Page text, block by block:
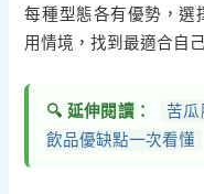
每種型態各有優勢，選
用情境，找到最適合自
🔍 延伸閱讀：
苦瓜
飲品優缺點一次看懂